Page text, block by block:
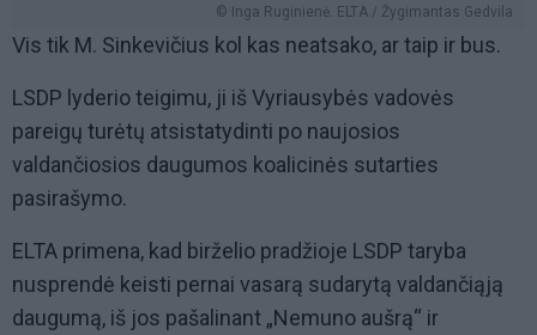
© Inga Ruginienė. ELTA / Žygimantas Gedvila
Vis tik M. Sinkevičius kol kas neatsako, ar taip ir bus.
LSDP lyderio teigimu, ji iš Vyriausybės vadovės
pareigų turėtų atsistatydinti po naujosios
valdančiosios daugumos koalicinės sutarties
pasirašymo.
ELTA primena, kad birželio pradžioje LSDP taryba
nusprendė keisti pernai vasarą sudarytą valdančiąją
daugumą, iš jos pašalinant „Nemuno aušrą“ ir